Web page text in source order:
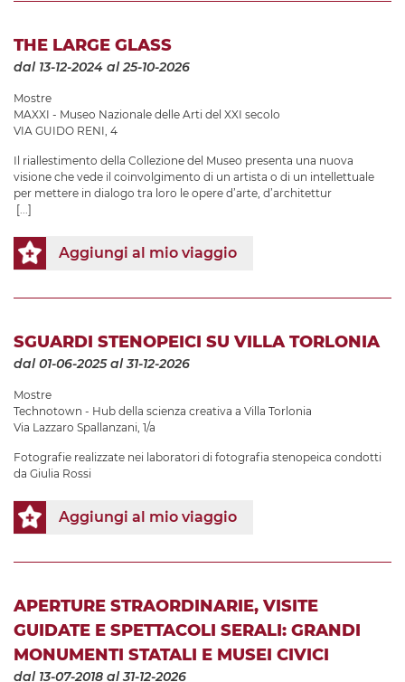
THE LARGE GLASS
dal 13-12-2024 al 25-10-2026
Mostre
MAXXI - Museo Nazionale delle Arti del XXI secolo
VIA GUIDO RENI, 4
Il riallestimento della Collezione del Museo presenta una nuova
visione che vede il coinvolgimento di un artista o di un intellettuale
per mettere in dialogo tra loro le opere d’arte, d’architettur
[...]
Aggiungi al mio viaggio
SGUARDI STENOPEICI SU VILLA TORLONIA
dal 01-06-2025al 31-12-2026
Mostre
Technotown - Hub della scienza creativa a Villa Torlonia
Via Lazzaro Spallanzani, 1/a
Fotografie realizzate nei laboratori di fotografia stenopeica condotti
da Giulia Rossi
Aggiungi al mio viaggio
APERTURE STRAORDINARIE, VISITE
GUIDATE E SPETTACOLI SERALI: GRANDI
MONUMENTI STATALI E MUSEI CIVICI
dal 13-07-2018 al 31-12-2026